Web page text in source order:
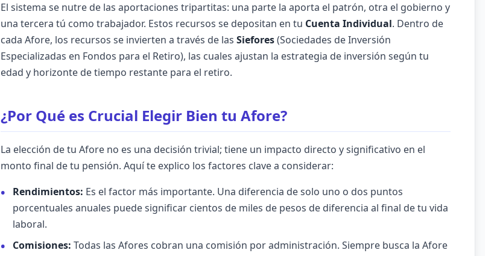
El sistema se nutre de las aportaciones tripartitas: una parte la aporta el patrón, otra el gobierno y
una tercera tú como trabajador. Estos recursos se depositan en tu Cuenta Individual. Dentro de
cada Afore, los recursos se invierten a través de las Siefores(Sociedades de Inversión
Especializadas en Fondos para el Retiro), las cuales ajustan la estrategia de inversión según tu
edad y horizonte de tiempo restante para el retiro.
¿Por Qué es Crucial Elegir Bien tu Afore?
La elección de tu Afore no es una decisión trivial; tiene un impacto directo y significativo en el
monto final de tu pensión. Aquí te explico los factores clave a considerar:
Rendimientos: Es el factor más importante. Una diferencia de solo uno o dos puntos
porcentuales anuales puede significar cientos de miles de pesos de diferencia al final de tu vida
laboral.
Comisiones: Todas las Afores cobran una comisión por administración. Siempre busca la Afore